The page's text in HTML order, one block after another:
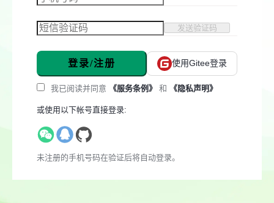
发送验证码
登录/注册 使用Gitee登录
我已阅读并同意 《服务条例》 和 《隐私声明》
或使用以下帐号直接登录:
未注册的手机号码在验证后将自动登录。